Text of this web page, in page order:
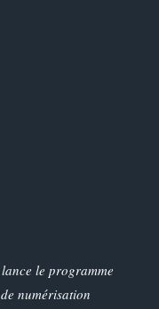
le programme
numérisation